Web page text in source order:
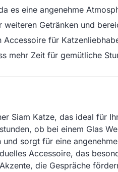
es eine angenehme
Getränken und
für
mehr Zeit für gemütliche
Siam Katze, das ideal für
ob bei einem Glas
sorgt für eine
Accessoire, das
die Gespräche